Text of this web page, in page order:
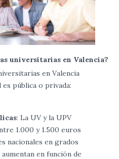
universitarias en Valencia?
en Valencia
pública o privada:
: La UV y la UPV
1.000 y 1.500 euros
nacionales en grados
en función de